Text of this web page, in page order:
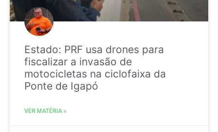
Estado: PRF usa drones para
fiscalizar a invasão de
motocicletas na ciclofaixa da
Ponte de Igapó
VER MATÉRIA »